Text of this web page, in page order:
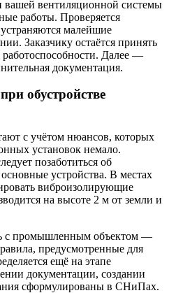
вашей вентиляционной системы
работы. Проверяется
малейшие
Заказчику остаётся принять
работоспособности. Далее —
документация.
обустройстве
с учётом нюансов, которых
установок немало.
позаботиться об
устройства. В местах
виброизолирующие
на высоте 2 м от земли и
с промышленным объектом —
предусмотренные для
ещё на этапе
документации, создании
сформулированы в СНиПах.